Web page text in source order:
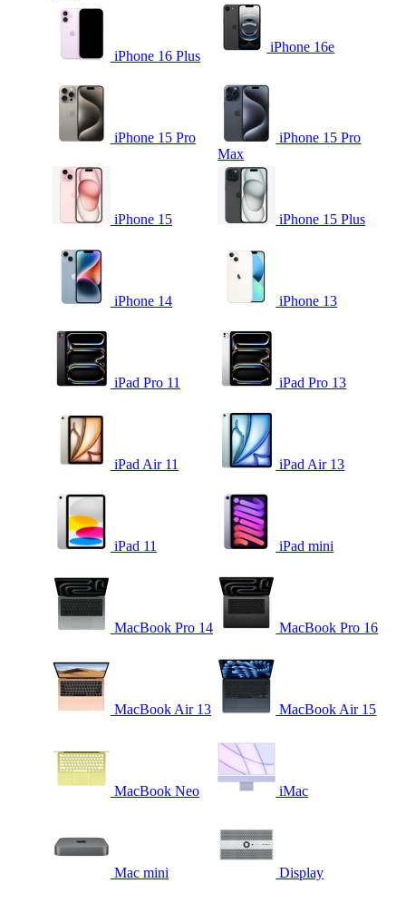
iPhone 16 Plus
iPhone 16e
iPhone 15 Pro
iPhone 15 Pro
Max
iPhone 15 iPhone 15 Plus
iPhone 14 iPhone 13
iPad Pro 11 iPad Pro 13
iPad Air 11 iPad Air 13
iPad 11 iPad mini
MacBook Pro 14 MacBook Pro 16
MacBook Air 13 MacBook Air 15
MacBook Neo iMac
Mac mini Display